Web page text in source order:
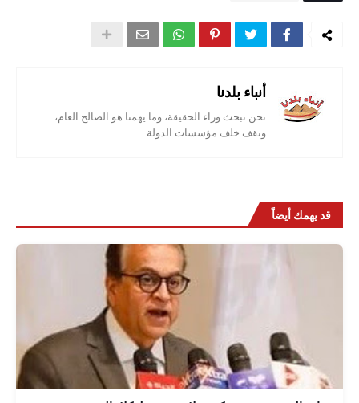
أنباء بلدنا
نحن نبحث وراء الحقيقة، وما يهمنا هو الصالح العام،
ونقف خلف مؤسسات الدولة.
قد يهمك أيضاً